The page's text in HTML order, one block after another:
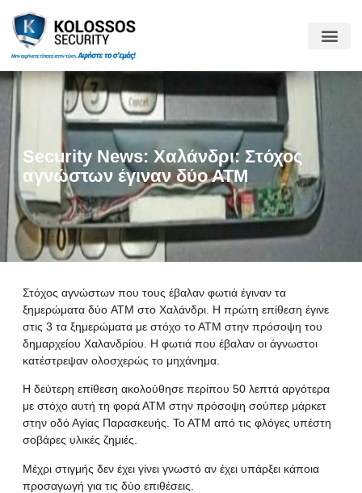
Security News: Χαλάνδρι: Στόχος
αγνώστων έγιναν δύο ΑΤΜ
Στόχος αγνώστων που τους έβαλαν φωτιά έγιναν τα
ξημερώματα δύο ΑΤΜ στο Χαλάνδρι. Η πρώτη επίθεση έγινε
στις 3 τα ξημερώματα με στόχο το ΑΤΜ στην πρόσοψη του
δημαρχείου Χαλανδρίου. Η φωτιά που έβαλαν οι άγνωστοι
κατέστρεψαν ολοσχερώς το μηχάνημα.
Η δεύτερη επίθεση ακολούθησε περίπου 50 λεπτά αργότερα
με στόχο αυτή τη φορά ΑΤΜ στην πρόσοψη σούπερ μάρκετ
στην οδό Αγίας Παρασκευής. Το ΑΤΜ από τις φλόγες υπέστη
σοβάρες υλικές ζημιές.
Μέχρι στιγμής δεν έχει γίνει γνωστό αν έχει υπάρξει κάποια
προσαγωγή για τις δύο επιθέσεις.